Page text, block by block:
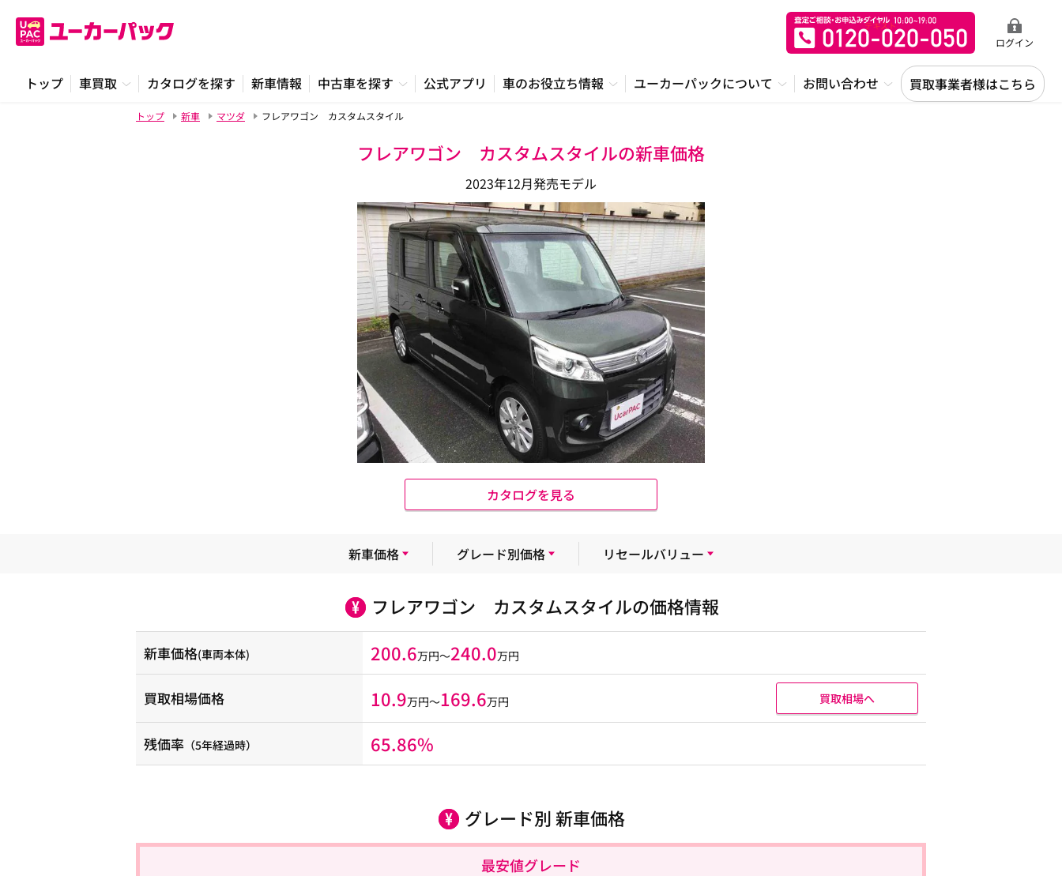
ログイン
トップ 車買取 カタログを探す 新車情報 中古車を探す 公式アプリ 車のお役立ち情報 ユーカーパックについて お問い合わせ 買取事業者様はこちら
トップ 新車 マツダ フレアワゴン カスタムスタイル
フレアワゴン カスタムスタイルの新車価格
2023年12月発売モデル
カタログを見る
新車価格 グレード別価格 リセールバリュー
フレアワゴン カスタムスタイルの価格情報
新車価格(車両本体) 200.6万円～240.0万円
買取相場価格 10.9万円〜169.6万円 買取相場へ
残価率 （5年経過時） 65.86%
グレード別 新車価格
最安値グレード